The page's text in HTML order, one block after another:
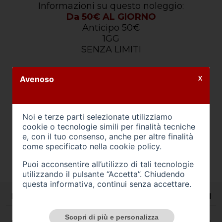
Informazioni su questo noleggio:
Da 50€ AL GIORNO
Anticipo 50€
1GG
SENZA LIMITI
Avenoso
Noi e terze parti selezionate utilizziamo
cookie o tecnologie simili per finalità tecniche
e, con il tuo consenso, anche per altre finalità
come specificato nella cookie policy.
Puoi acconsentire all’utilizzo di tali tecnologie
utilizzando il pulsante “Accetta”. Chiudendo
questa informativa, continui senza accettare.
Scopri di più e personalizza
X